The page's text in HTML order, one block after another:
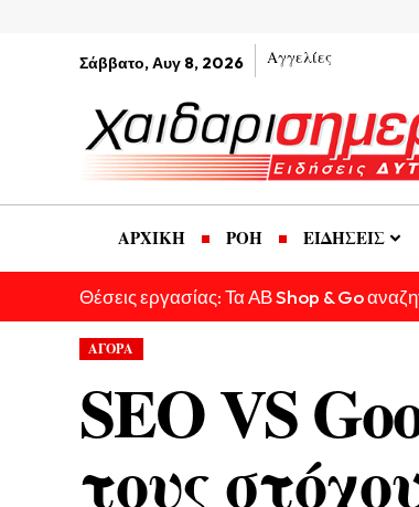
Σάββατο, Αυγ 8, 2026 Αγγελίες
ΑΡΧΙΚΗ ΡΟΗ ΕΙΔΗΣΕΙΣ
Θέσεις εργασίας: Τα ΑΒ Shop & Go
ΑΓΟΡΑ
SEO VS
τους